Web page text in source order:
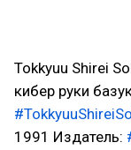
Tokkyuu Shirei
кибер руки
1991 Издатель: